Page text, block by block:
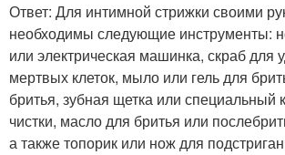
Ответ: Для интимной стрижки своими
необходимы следующие инструменты:
или электрическая машинка, скраб для
мертвых клеток, мыло или гель для
бритья, зубная щетка или специальный
чистки, масло для бритья или
а также топорик или нож для